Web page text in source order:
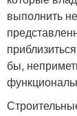
выполнить
бы,